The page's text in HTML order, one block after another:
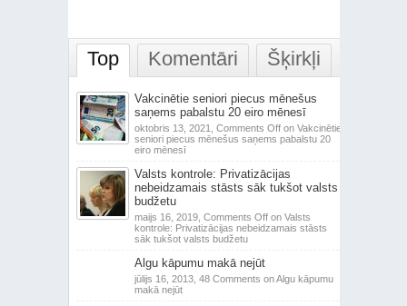
Top Komentāri Šķirkļi
Vakcinētie seniori piecus mēnešus
saņems pabalstu 20 eiro mēnesī
oktobris 13, 2021, Comments Offon Vakcinētie
seniori piecus mēnešus saņems pabalstu 20
eiro mēnesī
Valsts kontrole: Privatizācijas
nebeidzamais stāsts sāk tukšot valsts
budžetu
maijs 16, 2019, Comments Offon Valsts
kontrole: Privatizācijas nebeidzamais stāsts
sāk tukšot valsts budžetu
Algu kāpumu makā nejūt
jūlijs 16, 2013, 48 Comments on Algu kāpumu
makā nejūt